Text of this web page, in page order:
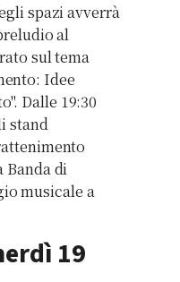
spazi avverrà
al
sul tema
Idee
Dalle 19:30
stand
Banda di
musicale a
19